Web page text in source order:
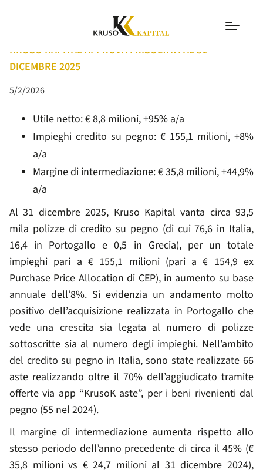
KRUSO KAPITAL APPROVA I RISULTATI AL 31
DICEMBRE 2025
5/2/2026
Utile netto: € 8,8 milioni, +95% a/a
Impieghi credito su pegno: € 155,1 milioni, +8%
a/a
Margine di intermediazione: € 35,8 milioni, +44,9%
a/a
Al 31 dicembre 2025, Kruso Kapital vanta circa 93,5
mila polizze di credito su pegno (di cui 76,6 in Italia,
16,4 in Portogallo e 0,5 in Grecia), per un totale
impieghi pari a € 155,1 milioni (pari a € 154,9 ex
Purchase Price Allocation di CEP), in aumento su base
annuale dell’8%. Si evidenzia un andamento molto
positivo dell’acquisizione realizzata in Portogallo che
vede una crescita sia legata al numero di polizze
sottoscritte sia al numero degli impieghi. Nell’ambito
del credito su pegno in Italia, sono state realizzate 66
aste realizzando oltre il 70% dell’aggiudicato tramite
offerte via app “KrusoK aste”, per i beni rivenienti dal
pegno (55 nel 2024).
Il margine di intermediazione aumenta rispetto allo
stesso periodo dell’anno precedente di circa il 45% (€
35,8 milioni vs € 24,7 milioni al 31 dicembre 2024),